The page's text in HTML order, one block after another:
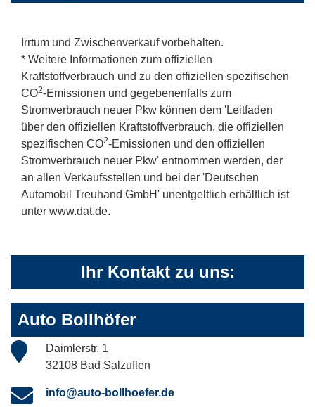
Irrtum und Zwischenverkauf vorbehalten.
* Weitere Informationen zum offiziellen
Kraftstoffverbrauch und zu den offiziellen spezifischen
CO2-Emissionen und gegebenenfalls zum
Stromverbrauch neuer Pkw können dem 'Leitfaden
über den offiziellen Kraftstoffverbrauch, die offiziellen
spezifischen CO2-Emissionen und den offiziellen
Stromverbrauch neuer Pkw' entnommen werden, der
an allen Verkaufsstellen und bei der 'Deutschen
Automobil Treuhand GmbH' unentgeltlich erhältlich ist
unter www.dat.de.
Ihr Kontakt zu uns:
Auto Bollhöfer
Daimlerstr. 1
32108 Bad Salzuflen
info@auto-bollhoefer.de